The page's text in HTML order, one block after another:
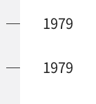
1979
1979